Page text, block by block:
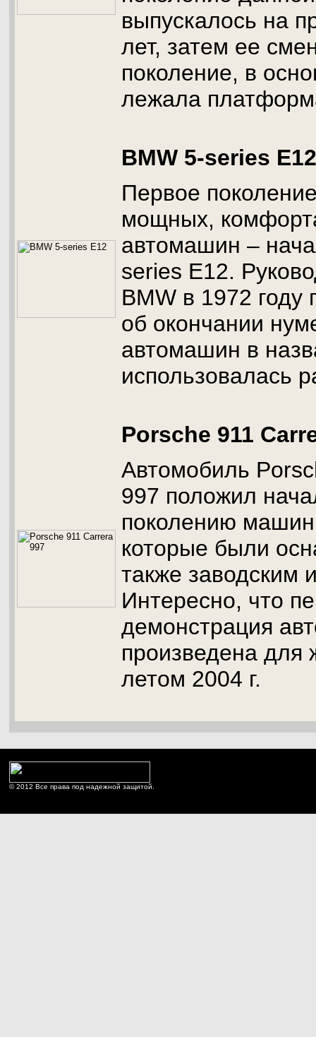
выпускалось на
лет, затем ее
поколение, в
лежала
BMW 5-series E12
Первое
мощных,
автомашин –
series Е12.
BMW в 1972
об окончании
автомашин в
использовалась
Porsche 911
Автомобиль
997 положил
поколению
которые были
также заводским
Интересно, что
демонстрация
произведена для
летом 2004 г.
© 2012 Все права под надежной защитой.